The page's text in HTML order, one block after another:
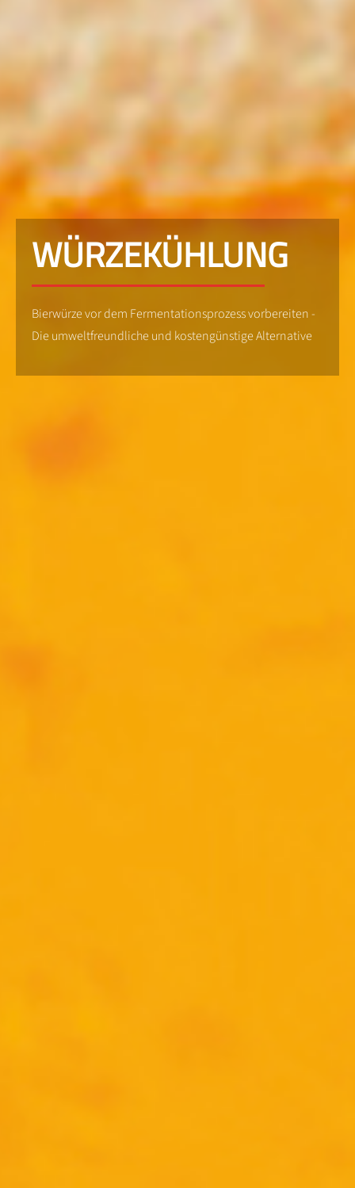
WÜRZEKÜHLUNG
Bierwürze vor dem Fermentationsprozess vorbereiten -
Die umweltfreundliche und kostengünstige Alternative